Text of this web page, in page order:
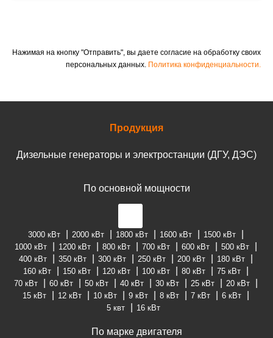
Нажимая на кнопку "Отправить", вы даете согласие на обработку своих
персональных данных. Политика конфиденциальности.
Продукция
Дизельные генераторы и электростанции (ДГУ, ДЭС)
По основной мощности
3000 кВт 2000 кВт 1800 кВт 1600 кВт
1500 кВт
1000 кВт
1200 кВт 800 кВт 700 кВт 600 кВт
500 кВт
400 кВт
350 кВт 300 кВт 250 кВт 200 кВт
180 кВт
160 кВт
150 кВт 120 кВт 100 кВт 80 кВт
75 кВт
70 кВт
60 кВт 50 кВт 40 кВт 30 кВт 25 кВт
20 кВт
15 кВт
12 кВт 10 кВт 9 кВт 8 кВт 7 кВт
6 кВт
5 квт
16 кВт
По марке двигателя